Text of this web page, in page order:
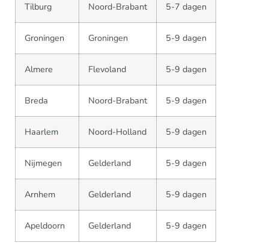
Tilburg Noord-Brabant 5-7 dagen
Groningen Groningen 5-9 dagen
Almere Flevoland 5-9 dagen
Breda Noord-Brabant 5-9 dagen
Haarlem Noord-Holland 5-9 dagen
Nijmegen Gelderland 5-9 dagen
Arnhem Gelderland 5-9 dagen
Apeldoorn Gelderland 5-9 dagen